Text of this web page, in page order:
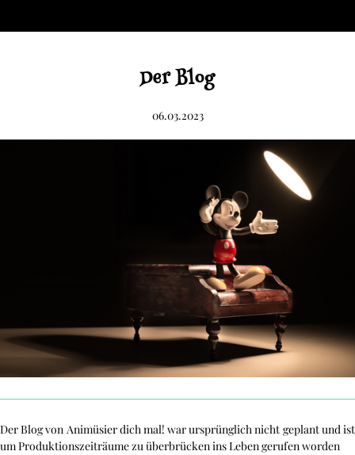
Der Blog
06.03.2023
Der Blog von Animüsier dich mal! war ursprünglich nicht geplant und ist
um Produktionszeiträume zu überbrücken ins Leben gerufen worden